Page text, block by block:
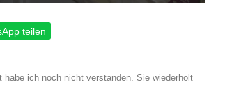
teilen
ich noch nicht verstanden. Sie wiederholt